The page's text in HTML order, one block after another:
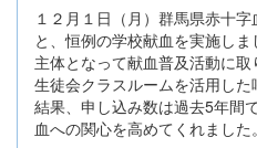
１２月１日（月）群馬県赤十
と、恒例の学校献血を実施し
主体となって献血普及活動に
生徒会クラスルームを活用し
結果、申し込み数は過去5年間
血への関心を高めてくれました。